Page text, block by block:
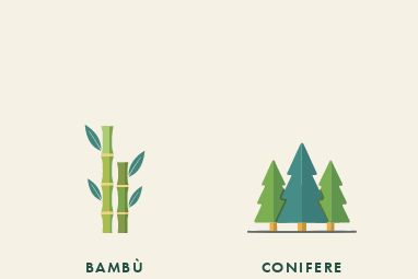
BAMBÙ CONIFERE